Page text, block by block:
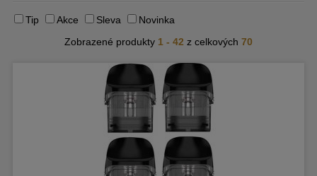
Tip Akce Sleva
Novinka
Zobrazené produkty 1 - 42 z celkových 70